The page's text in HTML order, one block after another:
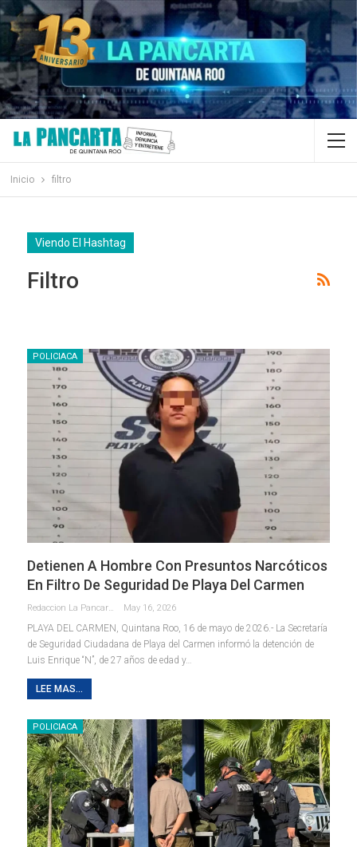
Inicio filtro
Viendo El Hashtag
Filtro
POLICIACA
Detienen A Hombre Con Presuntos Narcóticos
En Filtro De Seguridad De Playa Del Carmen
Redaccion La Pancarta De Quintana Roo May 16, 2026
PLAYA DEL CARMEN, Quintana Roo, 16 de mayo de 2026.- La Secretaría
de Seguridad Ciudadana de Playa del Carmen informó la detención de
Luis Enrique “N”, de 27 años de edad y…
LEE MAS...
POLICIACA